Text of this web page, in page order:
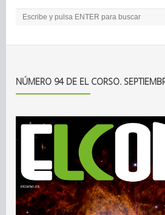
NÚMERO 94 DE EL CORSO.